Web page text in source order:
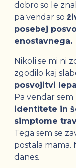
dobro so le
pa vendar so
posebej
enostavnega.
Nikoli se mi ni
zgodilo kaj
posvojitvi lepa
Pa vendar
identitete in
simptome
Tega sem se
postala mama.
danes.